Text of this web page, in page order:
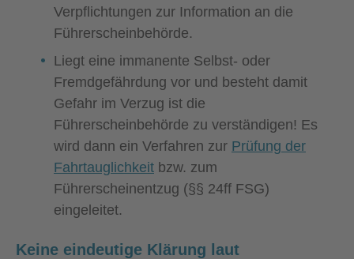
Verpflichtungen zur Information an die
Führerscheinbehörde.
Liegt eine immanente Selbst- oder
Fremdgefährdung vor und besteht damit
Gefahr im Verzug ist die
Führerscheinbehörde zu verständigen! Es
wird dann ein Verfahren zur Prüfung der
Fahrtauglichkeit bzw. zum
Führerscheinentzug (§§ 24ff FSG)
eingeleitet.
Keine eindeutige Klärung laut